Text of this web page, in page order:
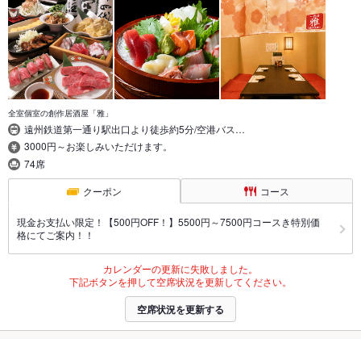
全室個室の創作居酒屋「雅」
遠州鉄道第一通り駅出口より徒歩約5分/空港バス…
3000円～お楽しみいただけます。
74席
クーポン コース
現金お支払い限定！【500円OFF！】5500円～7500円コースき特別価
格にてご案内！！
カレンダーの更新に失敗しました。
下記ボタンを押して空席状況を更新してください。
空席状況を更新する